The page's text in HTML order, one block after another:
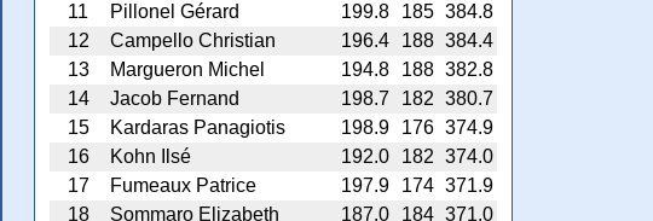
11
Pillonel Gérard 199.8 185 384.8
12
Campello Christian 196.4 188 384.4
13
Margueron Michel 194.8 188 382.8
14
Jacob Fernand 198.7 182 380.7
15
Kardaras Panagiotis 198.9 176 374.9
16
Kohn Ilsé 192.0 182 374.0
17
Fumeaux Patrice 197.9 174 371.9
18
Sommaro Elizabeth 187.0 184 371.0